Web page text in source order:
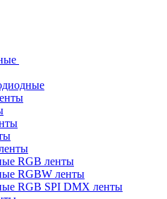
RGB ленты
RGBW ленты
RGB SPI DMX ленты